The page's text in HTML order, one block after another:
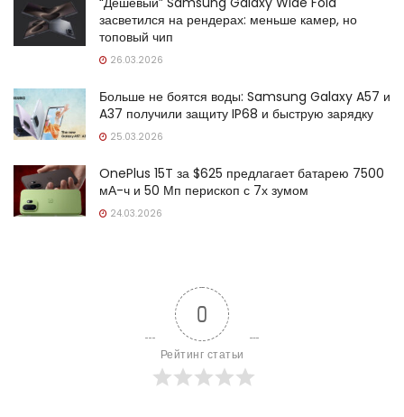
засветился на рендерах: меньше камер, но
топовый чип
26.03.2026
Больше не боятся воды: Samsung Galaxy A57 и
A37 получили защиту IP68 и быструю зарядку
25.03.2026
OnePlus 15T за $625 предлагает батарею 7500
мА-ч и 50 Мп перископ с 7х зумом
24.03.2026
0
Рейтинг статьи